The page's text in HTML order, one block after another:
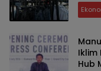
Iklim
Hub